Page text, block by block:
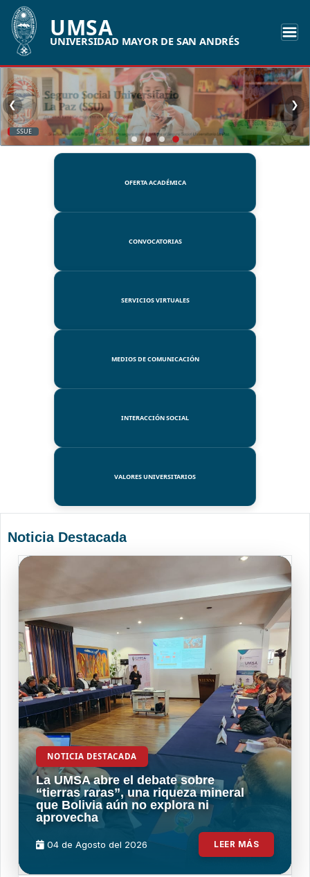
UMSA
UNIVERSIDAD MAYOR DE SAN ANDRÉS
SSUE
❮ ❯
OFERTA ACADÉMICA
CONVOCATORIAS
SERVICIOS VIRTUALES
MEDIOS DE COMUNICACIÓN
INTERACCIÓN SOCIAL
VALORES UNIVERSITARIOS
Noticia Destacada
NOTICIA DESTACADA
La UMSA abre el debate sobre
“tierras raras”, una riqueza mineral
que Bolivia aún no explora ni
aprovecha
04 de Agosto del 2026 LEER MÁS